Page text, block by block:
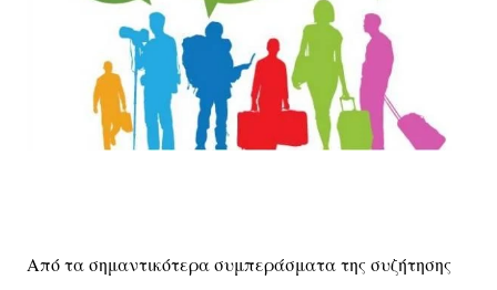
Από τα σημαντικότερα συμπεράσματα της συζήτησης